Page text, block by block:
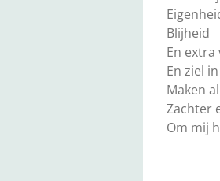
Blijheid
En
En ziel
Maken
Zachter
Om mij